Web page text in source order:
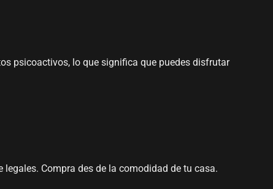
psicoactivos, lo que significa que puedes disfrutar
Compra des de la comodidad de tu casa.